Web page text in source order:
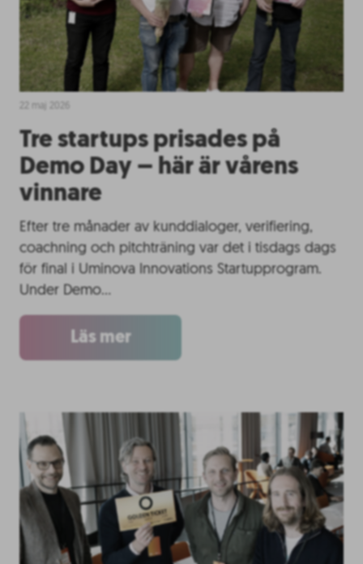
Tre startups prisades på
Demo Day – här är vårens
vinnare
Efter tre månader av kunddialoger, verifiering,
coachning och pitchträning var det i tisdags dags
för final i Uminova Innovations Startupprogram.
Under Demo…
Läs mer